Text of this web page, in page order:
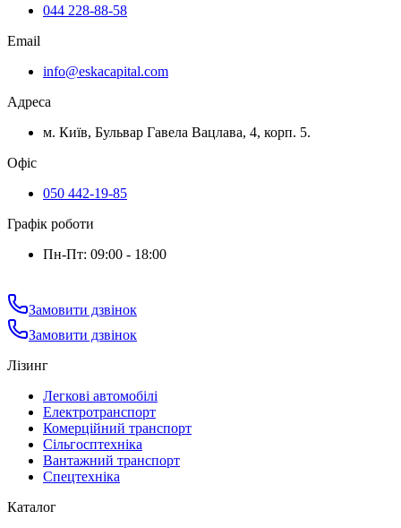
044 228-88-58
Email
info@eskacapital.com
Адреса
м. Київ, Бульвар Гавела Вацлава, 4, корп. 5.
Офіс
050 442-19-85
Графік роботи
Пн-Пт: 09:00 - 18:00
Замовити дзвінок
Замовити дзвінок
Лізинг
Легкові автомобілі
Електротранспорт
Комерційний транспорт
Сільгосптехніка
Вантажний транспорт
Спецтехніка
Каталог